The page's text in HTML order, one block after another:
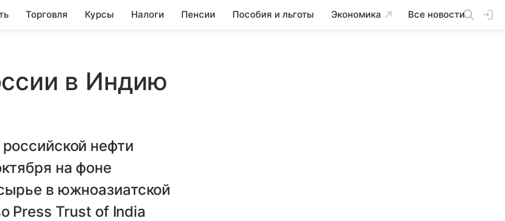
Торговля Курсы Налоги Пенсии Пособия и льготы Экономика Все новости
в Индию
нефти
на фоне
в южноазиатской
Press Trust of India